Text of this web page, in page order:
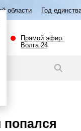
народов России
Прямой эфир.
Волга 24